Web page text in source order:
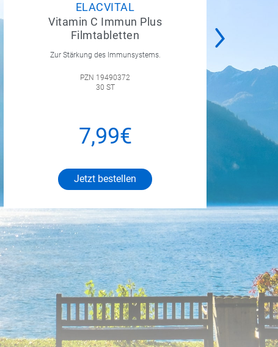
ELACVITAL
Vitamin C Immun Plus
Filmtabletten
Zur Stärkung des Immunsystems.
PZN 19490372
30 ST
7,99€
Jetzt bestellen